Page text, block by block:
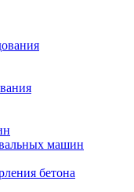
машин
бетона